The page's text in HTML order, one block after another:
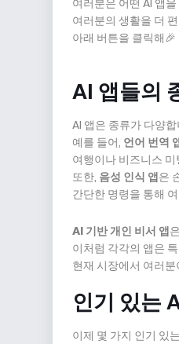
여러분은 어떤 AI 앱
여러분의 생활을 더
아래 버튼을 클릭해
AI 앱들의
AI 앱은 종류가 다양합
예를 들어, 언어 번역
여행이나 비즈니스
또한, 음성 인식 앱은
간단한 명령을 통해
AI 기반 개인 비서 앱
이처럼 각각의 앱은
현재 시장에서 여러
인기 있는
이제 몇 가지 인기 있